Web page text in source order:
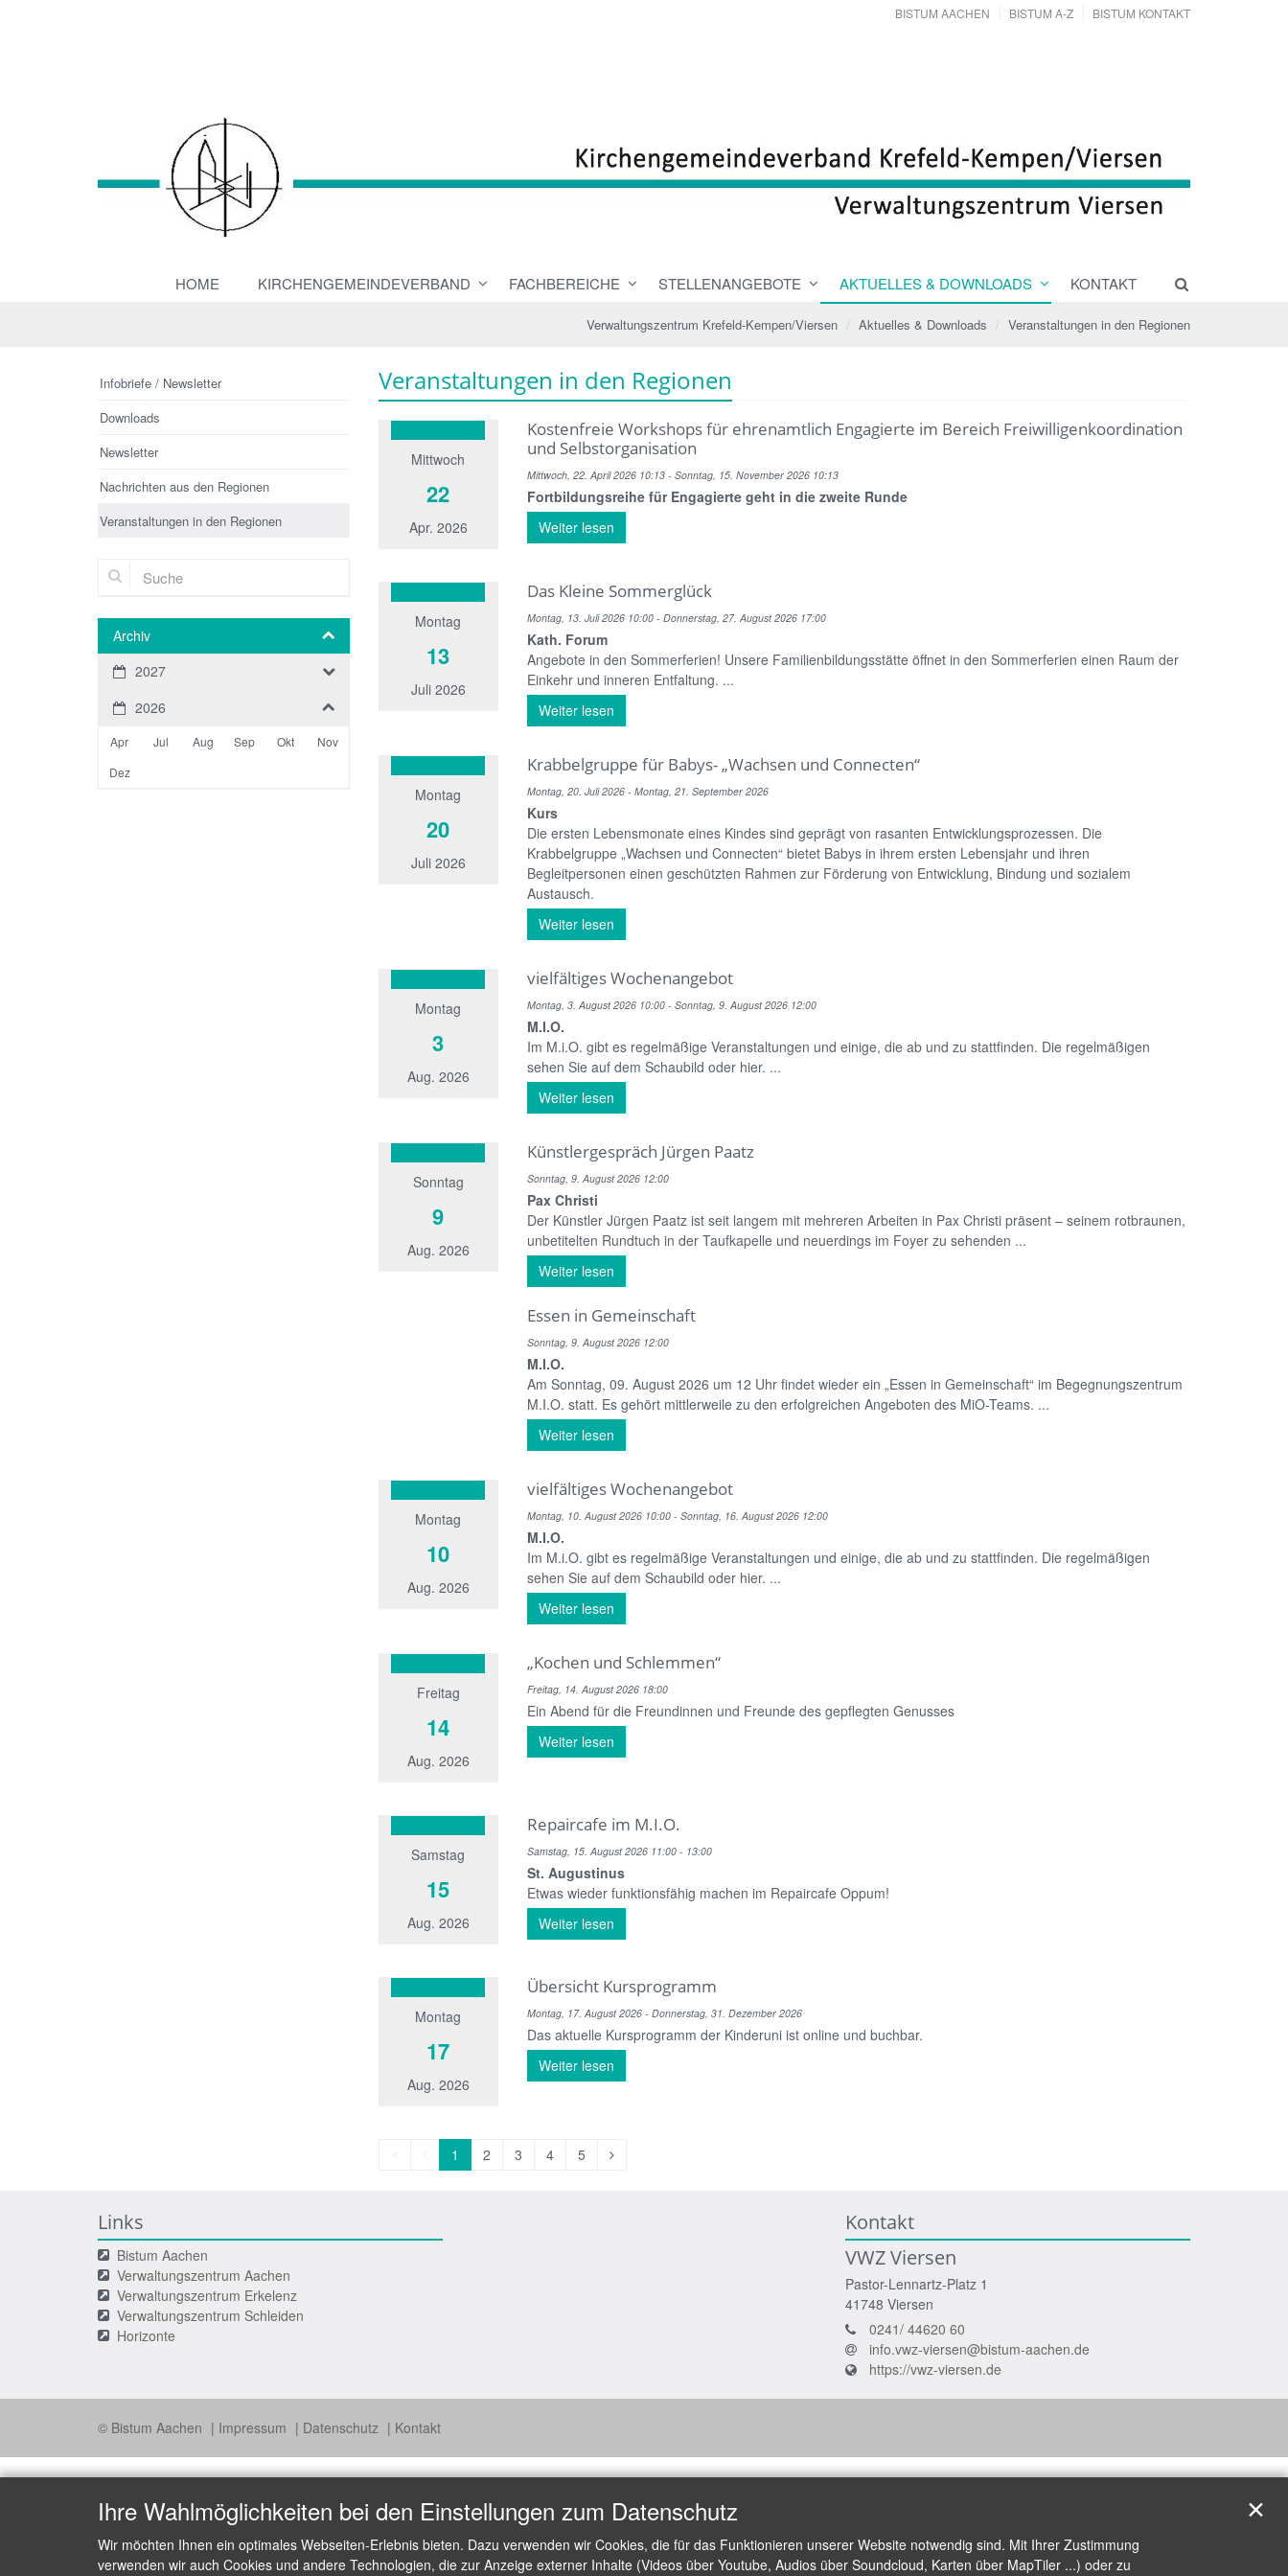
BISTUM AACHEN BISTUM A-Z BISTUM KONTAKT
HOME KIRCHENGEMEINDEVERBAND FACHBEREICHE STELLENANGEBOTE AKTUELLES & DOWNLOADS KONTAKT
Verwaltungszentrum Krefeld-Kempen/Viersen Aktuelles & Downloads Veranstaltungen in den Regionen
Veranstaltungen in den Regionen
Mittwoch
22
Apr. 2026
Kostenfreie Workshops für ehrenamtlich Engagierte im Bereich Freiwilligenkoordination
und Selbstorganisation
Mittwoch, 22. April 2026 10:13 - Sonntag, 15. November 2026 10:13
Fortbildungsreihe für Engagierte geht in die zweite Runde
Weiter lesen
Montag
13
Juli 2026
Das Kleine Sommerglück
Montag, 13. Juli 2026 10:00 - Donnerstag, 27. August 2026 17:00
Kath. Forum
Angebote in den Sommerferien! Unsere Familienbildungsstätte öffnet in den Sommerferien einen Raum der
Einkehr und inneren Entfaltung. ...
Weiter lesen
Montag
20
Juli 2026
Krabbelgruppe für Babys- „Wachsen und Connecten“
Montag, 20. Juli 2026 - Montag, 21. September 2026
Kurs
Die ersten Lebensmonate eines Kindes sind geprägt von rasanten Entwicklungsprozessen. Die
Krabbelgruppe „Wachsen und Connecten“ bietet Babys in ihrem ersten Lebensjahr und ihren
Begleitpersonen einen geschützten Rahmen zur Förderung von Entwicklung, Bindung und sozialem
Austausch.
Weiter lesen
Montag
3
Aug. 2026
vielfältiges Wochenangebot
Montag, 3. August 2026 10:00 - Sonntag, 9. August 2026 12:00
M.I.O.
Im M.i.O. gibt es regelmäßige Veranstaltungen und einige, die ab und zu stattfinden. Die regelmäßigen
sehen Sie auf dem Schaubild oder hier. ...
Weiter lesen
Sonntag
9
Aug. 2026
Künstlergespräch Jürgen Paatz
Sonntag, 9. August 2026 12:00
Pax Christi
Der Künstler Jürgen Paatz ist seit langem mit mehreren Arbeiten in Pax Christi präsent – seinem rotbraunen,
unbetitelten Rundtuch in der Taufkapelle und neuerdings im Foyer zu sehenden ...
Weiter lesen
Essen in Gemeinschaft
Sonntag, 9. August 2026 12:00
M.I.O.
Am Sonntag, 09. August 2026 um 12 Uhr findet wieder ein „Essen in Gemeinschaft“ im Begegnungszentrum
M.I.O. statt. Es gehört mittlerweile zu den erfolgreichen Angeboten des MiO-Teams. ...
Weiter lesen
Montag
10
Aug. 2026
vielfältiges Wochenangebot
Montag, 10. August 2026 10:00 - Sonntag, 16. August 2026 12:00
M.I.O.
Im M.i.O. gibt es regelmäßige Veranstaltungen und einige, die ab und zu stattfinden. Die regelmäßigen
sehen Sie auf dem Schaubild oder hier. ...
Weiter lesen
Freitag
14
Aug. 2026
„Kochen und Schlemmen“
Freitag, 14. August 2026 18:00
Ein Abend für die Freundinnen und Freunde des gepflegten Genusses
Weiter lesen
Samstag
15
Aug. 2026
Repaircafe im M.I.O.
Samstag, 15. August 2026 11:00 - 13:00
St. Augustinus
Etwas wieder funktionsfähig machen im Repaircafe Oppum!
Weiter lesen
Montag
17
Aug. 2026
Übersicht Kursprogramm
Montag, 17. August 2026 - Donnerstag, 31. Dezember 2026
Das aktuelle Kursprogramm der Kinderuni ist online und buchbar.
Weiter lesen
Vorherige
Seite
1 2 3 4 5
Nächste
Infobriefe / Newsletter
Downloads
Newsletter
Nachrichten aus den Regionen
Veranstaltungen in den Regionen
Archiv
2027
2026
Apr Jul Aug Sep Okt
Nov
Dez
Links
Bistum Aachen
Verwaltungszentrum Aachen
Verwaltungszentrum Erkelenz
Verwaltungszentrum Schleiden
Horizonte
Kontakt
VWZ Viersen
Pastor-Lennartz-Platz 1
41748 Viersen
0241/ 44620 60
info.vwz-viersen@bistum-aachen.de
https://vwz-viersen.de
© Bistum Aachen Impressum Datenschutz Kontakt
Ihre Wahlmöglichkeiten bei den Einstellungen zum Datenschutz
Wir möchten Ihnen ein optimales Webseiten-Erlebnis bieten. Dazu verwenden wir Cookies, die für das Funktionieren unserer Website notwendig sind. Mit Ihrer Zustimmung
verwenden wir auch Cookies und andere Technologien, die zur Anzeige externer Inhalte (Videos über Youtube, Audios über Soundcloud, Karten über MapTiler ...) oder zu
✕